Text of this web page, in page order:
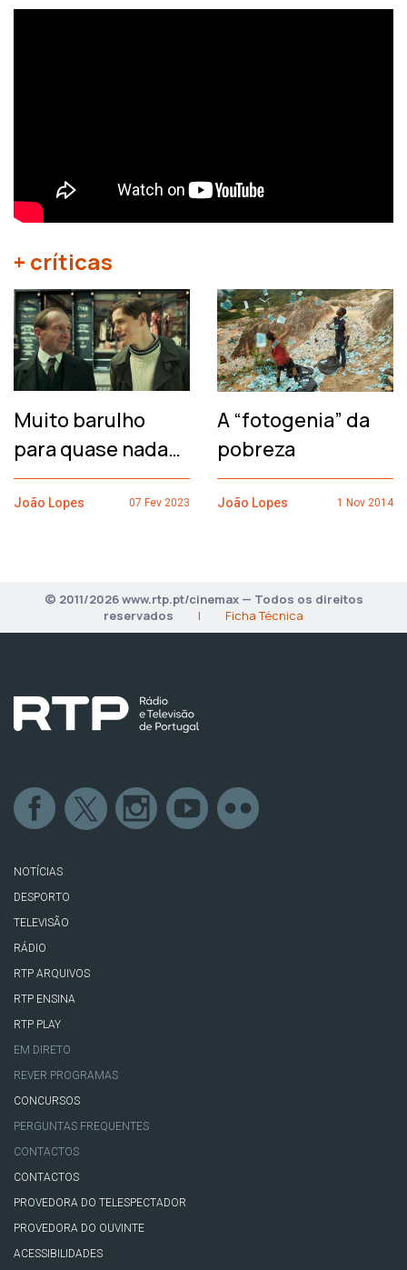
+ críticas
Muito barulho
para quase nada…
João Lopes 07 Fev 2023
A “fotogenia” da
pobreza
João Lopes 1 Nov 2014
© 2011/2026 www.rtp.pt/cinemax — Todos os direitos
reservados
| Ficha Técnica
NOTÍCIAS
DESPORTO
TELEVISÃO
RÁDIO
RTP ARQUIVOS
RTP ENSINA
RTP PLAY
EM DIRETO
REVER PROGRAMAS
CONCURSOS
PERGUNTAS FREQUENTES
CONTACTOS
CONTACTOS
PROVEDORA DO TELESPECTADOR
PROVEDORA DO OUVINTE
ACESSIBILIDADES